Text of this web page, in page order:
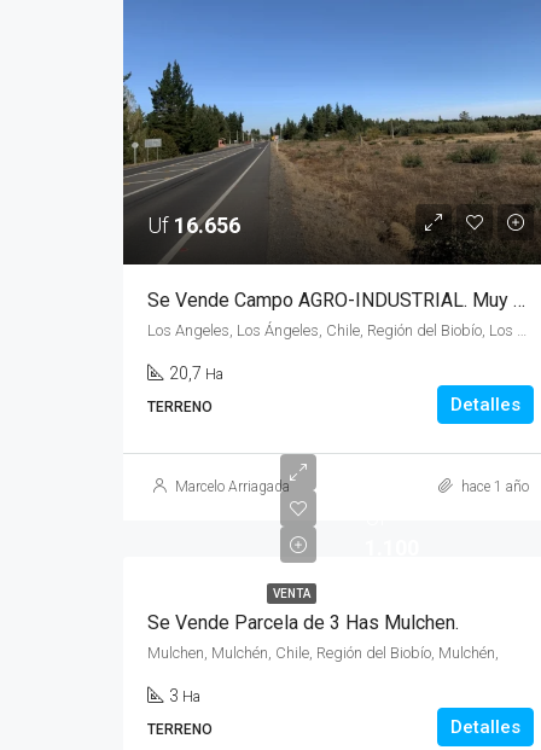
Uf 16.656
Se Vende Campo AGRO-INDUSTRIAL. Muy cercano a Los Angeles
Los Angeles, Los Ángeles, Chile, Región del Biobío, Los Angeles,
20,7 Ha
TERRENO
Detalles
Marcelo Arriagada hace 1 año
VENTA
Se Vende Parcela de 3 Has Mulchen.
Mulchen, Mulchén, Chile, Región del Biobío, Mulchén,
3 Ha
TERRENO
Detalles